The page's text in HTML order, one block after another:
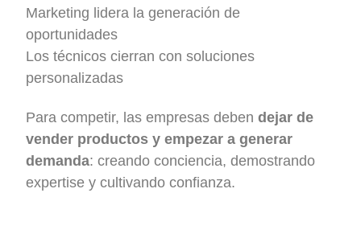
Marketing lidera la generación de
oportunidades
Los técnicos cierran con soluciones
personalizadas
Para competir, las empresas debendejar de
vender productos y empezar a generar
demanda: creando conciencia, demostrando
expertise y cultivando confianza.